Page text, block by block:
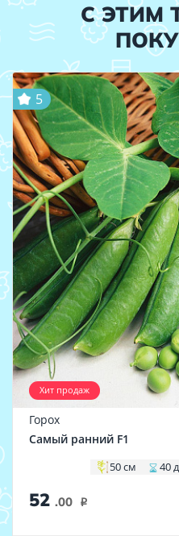
С ЭТИМ
Хит продаж
5
Горох
Самый ранний F1
50 см 40
52 .00 i